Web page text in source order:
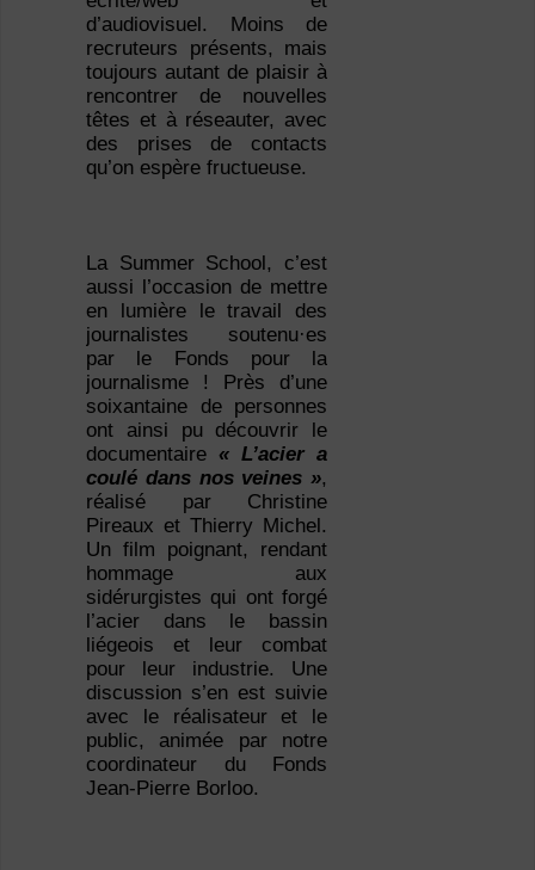
d’audiovisuel. Moins de
recruteurs présents, mais
toujours autant de plaisir à
rencontrer de nouvelles
têtes et à réseauter, avec
des prises de contacts
qu’on espère fructueuse.
La Summer School, c’est
aussi l’occasion de mettre
en lumière le travail des
journalistes soutenu·es
par le Fonds pour la
journalisme ! Près d’une
soixantaine de personnes
ont ainsi pu découvrir le
documentaire « L’acier a
coulé dans nos veines »,
réalisé par Christine
Pireaux et Thierry Michel.
Un film poignant, rendant
hommage aux
sidérurgistes qui ont forgé
l’acier dans le bassin
liégeois et leur combat
pour leur industrie. Une
discussion s’en est suivie
avec le réalisateur et le
public, animée par notre
coordinateur du Fonds
Jean-Pierre Borloo.